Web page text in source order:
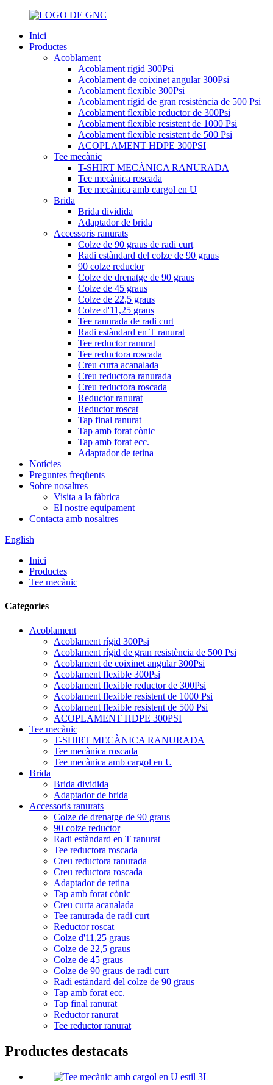
Inici
Productes
Acoblament
Acoblament rígid 300Psi
Acoblament de coixinet angular 300Psi
Acoblament flexible 300Psi
Acoblament rígid de gran resistència de 500 Psi
Acoblament flexible reductor de 300Psi
Acoblament flexible resistent de 1000 Psi
Acoblament flexible resistent de 500 Psi
ACOPLAMENT HDPE 300PSI
Tee mecànic
T-SHIRT MECÀNICA RANURADA
Tee mecànica roscada
Tee mecànica amb cargol en U
Brida
Brida dividida
Adaptador de brida
Accessoris ranurats
Colze de 90 graus de radi curt
Radi estàndard del colze de 90 graus
90 colze reductor
Colze de drenatge de 90 graus
Colze de 45 graus
Colze de 22,5 graus
Colze d'11,25 graus
Tee ranurada de radi curt
Radi estàndard en T ranurat
Tee reductor ranurat
Tee reductora roscada
Creu curta acanalada
Creu reductora ranurada
Creu reductora roscada
Reductor ranurat
Reductor roscat
Tap final ranurat
Tap amb forat cònic
Tap amb forat ecc.
Adaptador de tetina
Notícies
Preguntes freqüents
Sobre nosaltres
Visita a la fàbrica
El nostre equipament
Contacta amb nosaltres
English
Inici
Productes
Tee mecànic
Categories
Acoblament
Acoblament rígid 300Psi
Acoblament rígid de gran resistència de 500 Psi
Acoblament de coixinet angular 300Psi
Acoblament flexible 300Psi
Acoblament flexible reductor de 300Psi
Acoblament flexible resistent de 1000 Psi
Acoblament flexible resistent de 500 Psi
ACOPLAMENT HDPE 300PSI
Tee mecànic
T-SHIRT MECÀNICA RANURADA
Tee mecànica roscada
Tee mecànica amb cargol en U
Brida
Brida dividida
Adaptador de brida
Accessoris ranurats
Colze de drenatge de 90 graus
90 colze reductor
Radi estàndard en T ranurat
Tee reductora roscada
Creu reductora ranurada
Creu reductora roscada
Adaptador de tetina
Tap amb forat cònic
Creu curta acanalada
Tee ranurada de radi curt
Reductor roscat
Colze d'11,25 graus
Colze de 22,5 graus
Colze de 45 graus
Colze de 90 graus de radi curt
Radi estàndard del colze de 90 graus
Tap amb forat ecc.
Tap final ranurat
Reductor ranurat
Tee reductor ranurat
Productes destacats